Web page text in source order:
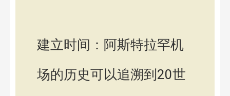
建立时间：阿斯特拉罕机
场的历史可以追溯到20世